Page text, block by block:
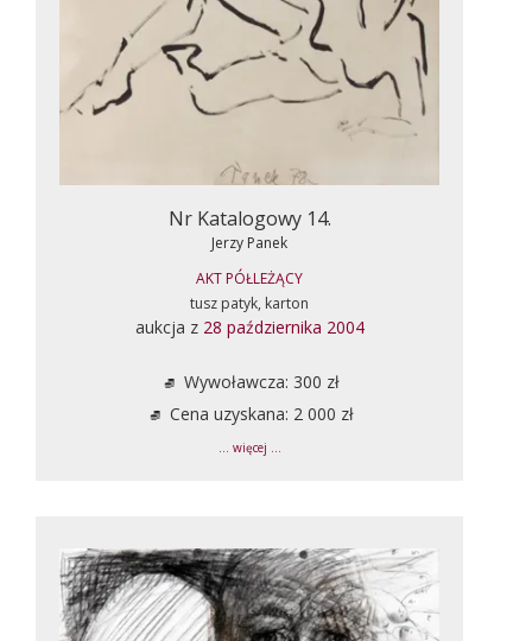
Nr Katalogowy 14.
Jerzy Panek
AKT PÓŁLEŻĄCY
tusz patyk, karton
aukcja z 28 października 2004
Wywoławcza: 300 zł
Cena uzyskana: 2 000 zł
... więcej ...